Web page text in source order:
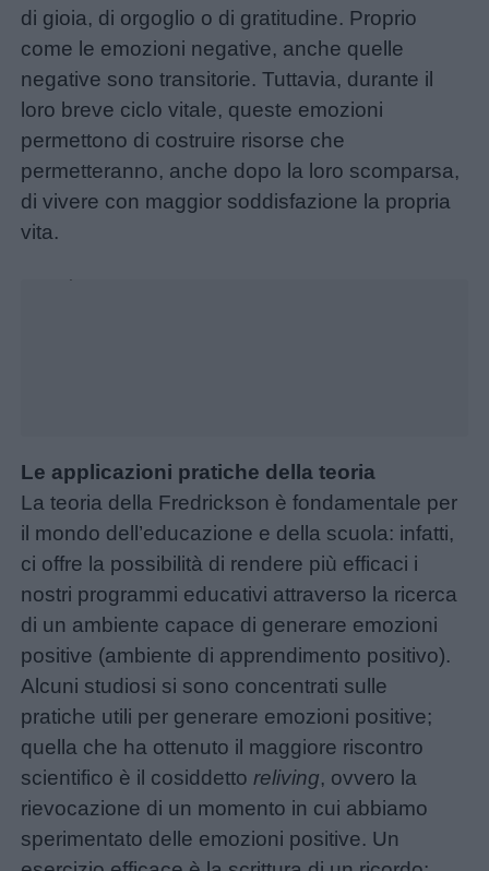
Filastrocche
Giochi
Lavoretti
Nomi
aforismi
Buongiorno
Buonanotte
Auguri
Barzellette
Educazione
positiva
di gioia, di orgoglio o di gratitudine. Proprio
come le emozioni negative, anche quelle
negative sono transitorie. Tuttavia, durante il
loro breve ciclo vitale, queste emozioni
permettono di costruire risorse che
permetteranno, anche dopo la loro scomparsa,
di vivere con maggior soddisfazione la propria
vita.
Le applicazioni pratiche della teoria
La teoria della Fredrickson è fondamentale per
il mondo dell’educazione e della scuola: infatti,
ci offre la possibilità di rendere più efficaci i
nostri programmi educativi attraverso la ricerca
di un ambiente capace di generare emozioni
positive (ambiente di apprendimento positivo).
Alcuni studiosi si sono concentrati sulle
pratiche utili per generare emozioni positive;
quella che ha ottenuto il maggiore riscontro
scientifico è il cosiddettoreliving, ovvero la
rievocazione di un momento in cui abbiamo
sperimentato delle emozioni positive. Un